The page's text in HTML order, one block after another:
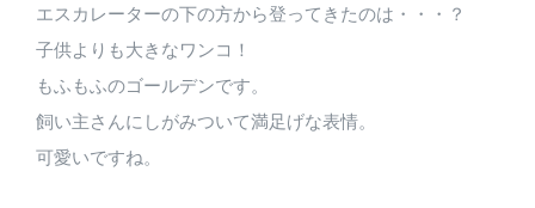
エスカレーターの下の方から登ってきたのは・・・？
子供よりも大きなワンコ！
もふもふのゴールデンです。
飼い主さんにしがみついて満足げな表情。
可愛いですね。